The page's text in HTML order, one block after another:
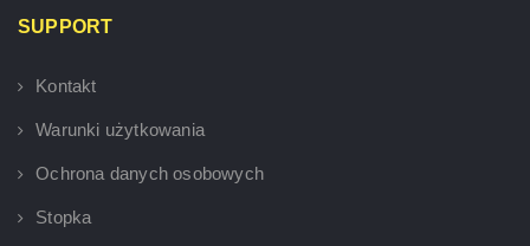
SUPPORT
Kontakt
Warunki użytkowania
Ochrona danych osobowych
Stopka